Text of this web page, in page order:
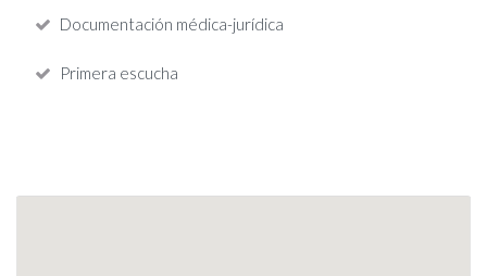
Documentación médica-jurídica
Primera escucha